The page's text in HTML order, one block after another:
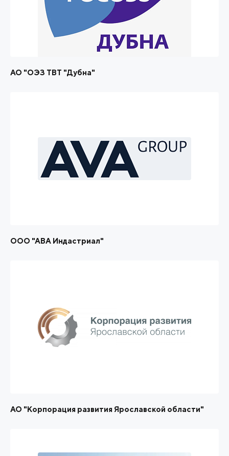
АО "ОЭЗ ТВТ "Дубна"
ООО "АВА Индастриал"
АО "Корпорация развития Ярославской области"